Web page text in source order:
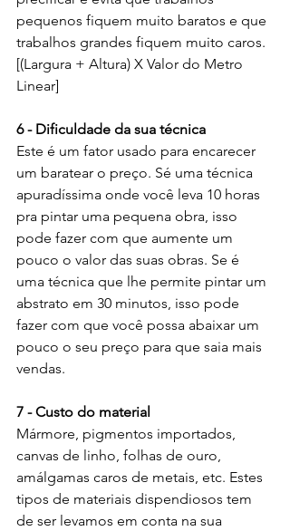
pequenos fiquem muito baratos e que
trabalhos grandes fiquem muito caros.
[(Largura + Altura) X Valor do Metro
Linear]
6 - Dificuldade da sua técnica
Este é um fator usado para encarecer
um baratear o preço. Sé uma técnica
apuradíssima onde você leva 10 horas
pra pintar uma pequena obra, isso
pode fazer com que aumente um
pouco o valor das suas obras. Se é
uma técnica que lhe permite pintar um
abstrato em 30 minutos, isso pode
fazer com que você possa abaixar um
pouco o seu preço para que saia mais
vendas.
7 - Custo do material
Mármore, pigmentos importados,
canvas de linho, folhas de ouro,
amálgamas caros de metais, etc. Estes
tipos de materiais dispendiosos tem
de ser levamos em conta na sua